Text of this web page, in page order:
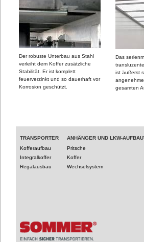
Der robuste Unterbau aus Stahl
verleiht dem Koffer zusätzliche
Stabilität. Er ist komplett
feuerverzinkt und so dauerhaft vor
Korrosion geschützt.
Das
ist äußerst
gesamten
TRANSPORTER
Kofferaufbau
Integralkoffer
Regalausbau
ANHÄNGER UND LKW-
Pritsche
Koffer
Wechselsystem